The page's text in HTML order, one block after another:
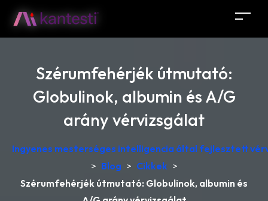
Szérumfehérjék útmutató:
Globulinok, albumin és A/G
arány vérvizsgálat
Ingyenes mesterséges intelligencia által fejlesztett
> Blog > Cikkek >
Szérumfehérjék útmutató: Globulinok, albumin és